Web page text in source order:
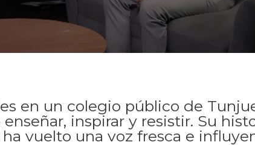
en un colegio público de
inspirar y resistir. Su
vuelto una voz fresca e